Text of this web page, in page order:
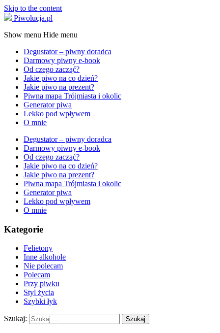
Skip to the content
Piwolucja.pl
Show menu Hide menu
Degustator – piwny doradca
Darmowy piwny e-book
Od czego zacząć?
Jakie piwo na co dzień?
Jakie piwo na prezent?
Piwna mapa Trójmiasta i okolic
Generator piwa
Lekko pod wpływem
O mnie
Degustator – piwny doradca
Darmowy piwny e-book
Od czego zacząć?
Jakie piwo na co dzień?
Jakie piwo na prezent?
Piwna mapa Trójmiasta i okolic
Generator piwa
Lekko pod wpływem
O mnie
Kategorie
Felietony
Inne alkohole
Nie polecam
Polecam
Przy piwku
Styl życia
Szybki łyk
Szukaj: